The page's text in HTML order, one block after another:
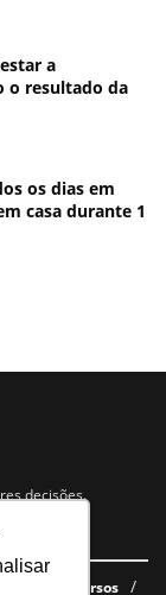
a
o resultado da
os dias em
casa durante 1
decisões.
Cursos